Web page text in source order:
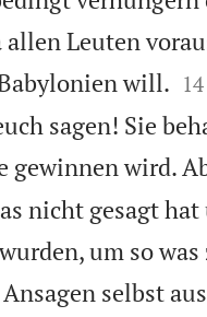
allen Leuten
will.
14
sagen! Sie
gewinnen wird.
nicht gesagt
um so
selbst